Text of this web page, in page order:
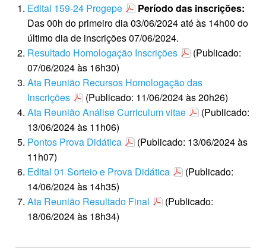
Edital 159-24 Progepe
Período das inscrições:
Das 00h do primeiro dia 03/06/2024 até às 14h00 do
último dia de inscrições 07/06/2024.
Resultado Homologação Inscrições
(Publicado:
07/06/2024 às 16h30)
Ata Reunião Recursos Homologação das
Inscrições
(Publicado: 11/06/2024 às 20h26)
Ata Reunião Análise Curriculum vitae
(Publicado:
13/06/2024 às 11h06)
Pontos Prova Didática
(Publicado: 13/06/2024 às
11h07)
Edital 01 Sorteio e Prova Didática
(Publicado:
14/06/2024 às 14h35)
Ata Reunião Resultado Final
(Publicado:
18/06/2024 às 18h34)